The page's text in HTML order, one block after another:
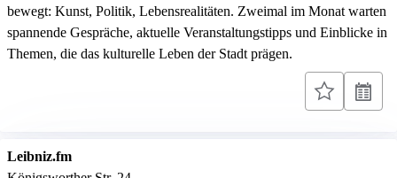
bewegt: Kunst, Politik, Lebensrealitäten. Zweimal im Monat warten
spannende Gespräche, aktuelle Veranstaltungstipps und Einblicke in
Themen, die das kulturelle Leben der Stadt prägen.
Leibniz.fm